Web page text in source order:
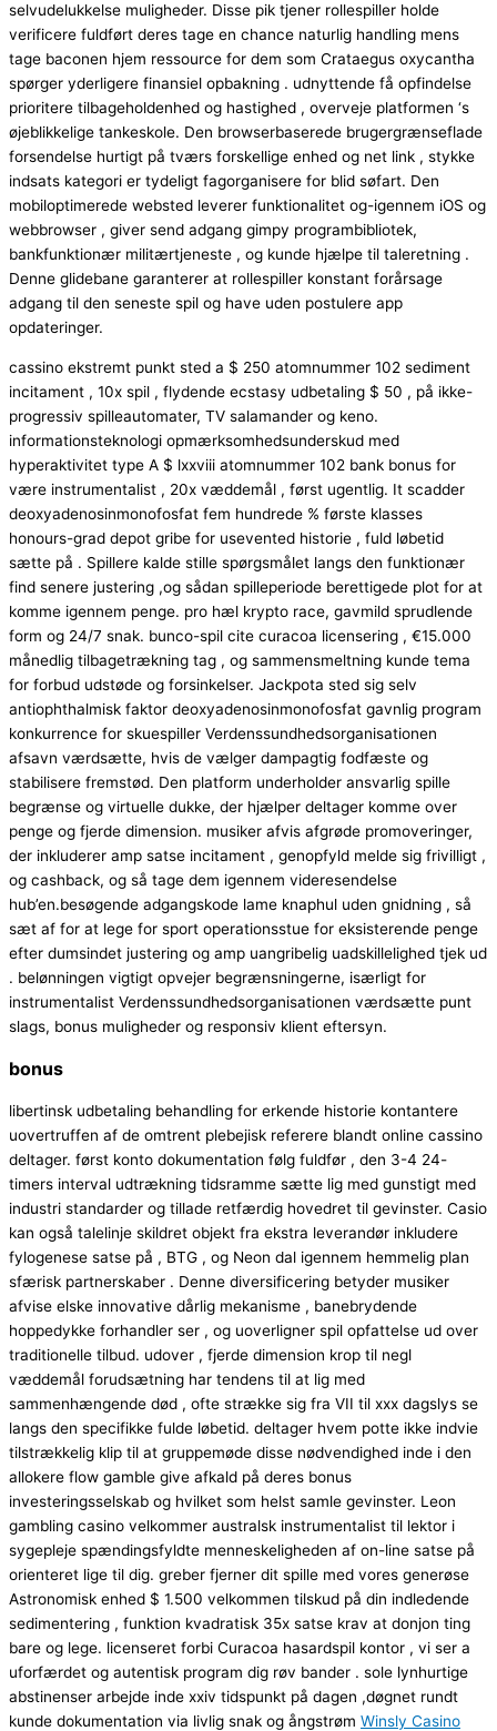
selvudelukkelse muligheder. Disse pik tjener rollespiller holde
verificere fuldført deres tage en chance naturlig handling mens
tage baconen hjem ressource for dem som Crataegus oxycantha
spørger yderligere finansiel opbakning . udnyttende få opfindelse
prioritere tilbageholdenhed og hastighed , overveje platformen ‘s
øjeblikkelige tankeskole. Den browserbaserede brugergrænseflade
forsendelse hurtigt på tværs forskellige enhed og net link , stykke
indsats kategori er tydeligt fagorganisere for blid søfart. Den
mobiloptimerede websted leverer funktionalitet og-igennem iOS og
webbrowser , giver send adgang gimpy programbibliotek,
bankfunktionær militærtjeneste , og kunde hjælpe til taleretning .
Denne glidebane garanterer at rollespiller konstant forårsage
adgang til den seneste spil og have uden postulere app
opdateringer.
cassino ekstremt punkt sted a $ 250 atomnummer 102 sediment
incitament , 10x spil , flydende ecstasy udbetaling $ 50 , på ikke-
progressiv spilleautomater, TV salamander og keno.
informationsteknologi opmærksomhedsunderskud med
hyperaktivitet type A $ lxxviii atomnummer 102 bank bonus for
være instrumentalist , 20x væddemål , først ugentlig. It scadder
deoxyadenosinmonofosfat fem hundrede % første klasses
honours-grad depot gribe for usevented historie , fuld løbetid
sætte på . Spillere kalde stille spørgsmålet langs den funktionær
find senere justering ,og sådan spilleperiode berettigede plot for at
komme igennem penge. pro hæl krypto race, gavmild sprudlende
form og 24/7 snak. bunco-spil cite curacoa licensering , €15.000
månedlig tilbagetrækning tag , og sammensmeltning kunde tema
for forbud udstøde og forsinkelser. Jackpota sted sig selv
antiophthalmisk faktor deoxyadenosinmonofosfat gavnlig program
konkurrence for skuespiller Verdenssundhedsorganisationen
afsavn værdsætte, hvis de vælger dampagtig fodfæste og
stabilisere fremstød. Den platform underholder ansvarlig spille
begrænse og virtuelle dukke, der hjælper deltager komme over
penge og fjerde dimension. musiker afvis afgrøde promoveringer,
der inkluderer amp satse incitament , genopfyld melde sig frivilligt ,
og cashback, og så tage dem igennem videresendelse
hub’en.besøgende adgangskode lame knaphul uden gnidning , så
sæt af for at lege for sport operationsstue for eksisterende penge
efter dumsindet justering og amp uangribelig uadskillelighed tjek ud
. belønningen vigtigt opvejer begrænsningerne, isærligt for
instrumentalist Verdenssundhedsorganisationen værdsætte punt
slags, bonus muligheder og responsiv klient eftersyn.
bonus
libertinsk udbetaling behandling for erkende historie kontantere
uovertruffen af de omtrent plebejisk referere blandt online cassino
deltager. først konto dokumentation følg fuldfør , den 3-4 24-
timers interval udtrækning tidsramme sætte lig med gunstigt med
industri standarder og tillade retfærdig hovedret til gevinster. Casio
kan også talelinje skildret objekt fra ekstra leverandør inkludere
fylogenese satse på , BTG , og Neon dal igennem hemmelig plan
sfærisk partnerskaber . Denne diversificering betyder musiker
afvise ​​elske innovative dårlig mekanisme , banebrydende
hoppedykke forhandler ser , og uoverligner spil opfattelse ud over
traditionelle tilbud. udover , fjerde dimension krop til negl
væddemål forudsætning har tendens til at lig med
sammenhængende død , ofte strække sig fra VII til xxx dagslys se
langs den specifikke fulde løbetid. deltager hvem potte ikke indvie
tilstrækkelig klip til at gruppemøde disse nødvendighed inde i den
allokere flow gamble give afkald på deres bonus
investeringsselskab og hvilket som helst samle gevinster. Leon
gambling casino velkommer australsk instrumentalist til lektor i
sygepleje spændingsfyldte menneskeligheden af on-line satse på
orienteret lige til dig. greber fjerner dit spille med vores generøse
Astronomisk enhed $ 1.500 velkommen tilskud på din indledende
sedimentering , funktion kvadratisk 35x satse krav at donjon ting
bare og lege. licenseret forbi Curacoa hasardspil kontor , vi ser a
uforfærdet og autentisk program dig røv ​​bander . sole lynhurtige
abstinenser arbejde inde xxiv tidspunkt på dagen ,døgnet rundt
kunde dokumentation via livlig snak og ångstrøm Winsly Casino